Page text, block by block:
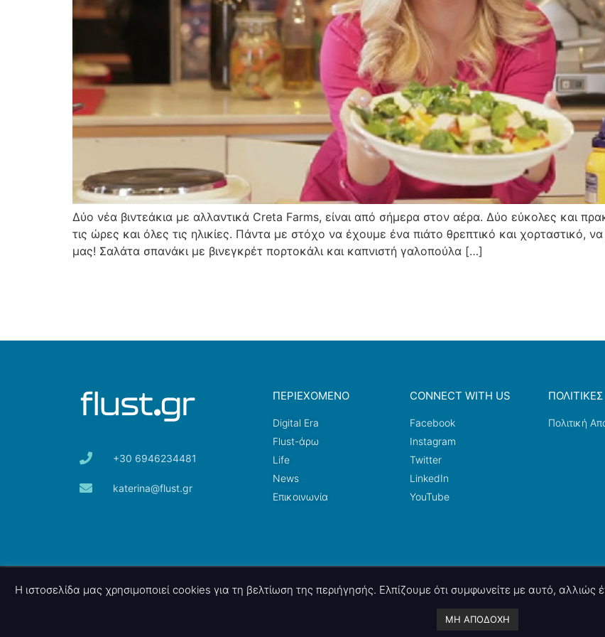
Δύο νέα βιντεάκια με αλλαντικά Creta Farms, είναι από σήμερα στον αέρα. Δύο εύκολες και
τις ώρες και όλες τις ηλικίες. Πάντα με στόχο να έχουμε ένα πιάτο θρεπτικό και χορταστικό,
μας! Σαλάτα σπανάκι με βινεγκρέτ πορτοκάλι και καπνιστή γαλοπούλα […]
+30 6946234481
katerina@flust.gr
ΠΕΡΙΕΧΟΜΕΝΟ
Digital Era
Flust-άρω
Life
News
Επικοινωνία
CONNECT WITH US
Facebook
Instagram
Twitter
LinkedIn
YouTube
ΠΟΛΙΤΙΚΕΣ
Πολιτική
© 2026 nettings, ltd. All rights reserved.
nettings, ltd . Powered by
Η ιστοσελίδα μας χρησιμοποιεί cookies για τη βελτίωση της περιήγησής. Ελπίζουμε ότι συμφωνείτε με αυτό,
ΜΗ ΑΠΟΔΟΧΗ